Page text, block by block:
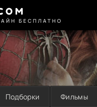
БЕСПЛАТНО
Подборки Фильмы